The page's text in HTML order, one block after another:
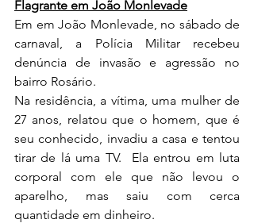
Flagrante em João Monlevade
Em em João Monlevade, no sábado de
carnaval, a Polícia Militar recebeu
denúncia de invasão e agressão no
bairro Rosário.
Na residência, a vítima, uma mulher de
27 anos, relatou que o homem, que é
seu conhecido, invadiu a casa e tentou
tirar de lá uma TV.  Ela entrou em luta
corporal com ele que não levou o
aparelho, mas saiu com cerca
quantidade em dinheiro.